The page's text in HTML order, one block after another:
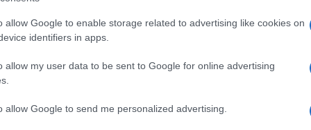
allow Google to enable storage related to advertising like cookies on
identifiers in apps.
allow my user data to be sent to Google for online advertising
allow Google to send me personalized advertising.
sede dell’Università di Olbia, dove si
lingue, matematica e scienze, fino al
un triennio di 2970 ore
di ottenere la qualifica europea